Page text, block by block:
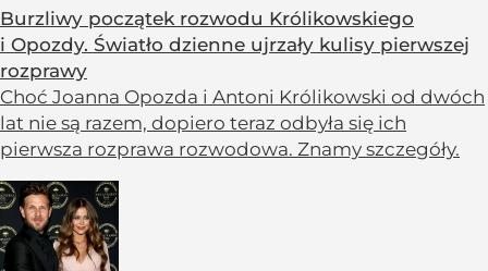
Burzliwy początek rozwodu Królikowskiego
i Opozdy. Światło dzienne ujrzały kulisy pierwszej
rozprawy
Choć Joanna Opozda i Antoni Królikowski od dwóch
lat nie są razem, dopiero teraz odbyła się ich
pierwsza rozprawa rozwodowa. Znamy szczegóły.